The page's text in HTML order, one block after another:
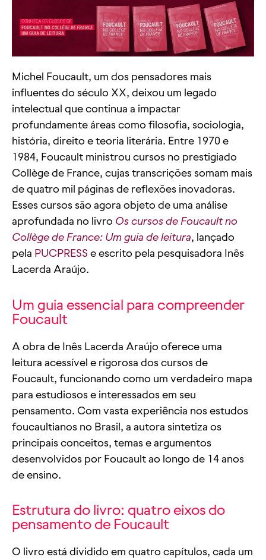
Michel Foucault, um dos pensadores mais
influentes do século XX, deixou um legado
intelectual que continua a impactar
profundamente áreas como filosofia, sociologia,
história, direito e teoria literária. Entre 1970 e
1984, Foucault ministrou cursos no prestigiado
Collège de France, cujas transcrições somam mais
de quatro mil páginas de reflexões inovadoras.
Esses cursos são agora objeto de uma análise
aprofundada no livro Os cursos de Foucault no
Collège de France: Um guia de leitura, lançado
pela PUCPRESS e escrito pela pesquisadora Inês
Lacerda Araújo.
Um guia essencial para compreender
Foucault
A obra de Inês Lacerda Araújo oferece uma
leitura acessível e rigorosa dos cursos de
Foucault, funcionando como um verdadeiro mapa
para estudiosos e interessados em seu
pensamento. Com vasta experiência nos estudos
foucaultianos no Brasil, a autora sintetiza os
principais conceitos, temas e argumentos
desenvolvidos por Foucault ao longo de 14 anos
de ensino.
Estrutura do livro: quatro eixos do
pensamento de Foucault
O livro está dividido em quatro capítulos, cada um